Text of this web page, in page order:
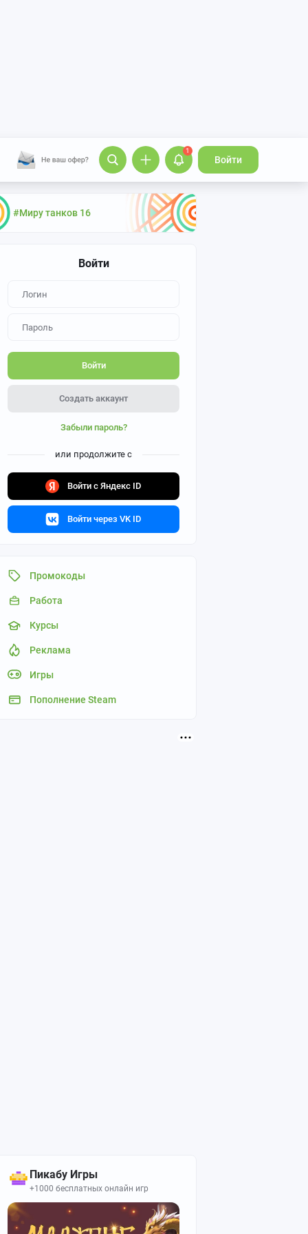
1
Войти
#Миру танков 16
Войти
Войти
Создать аккаунт
Забыли пароль?
или продолжите с
Войти с Яндекс ID
Войти через VK ID
Промокоды
Работа
Курсы
Реклама
Игры
Пополнение Steam
Пикабу Игры
+1000 бесплатных онлайн игр